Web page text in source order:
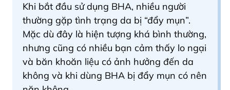
Khi bắt đầu sử dụng BHA, nhiều người
thường gặp tình trạng da bị “đẩy mụn”.
Mặc dù đây là hiện tượng khá bình thường,
nhưng cũng có nhiều bạn cảm thấy lo ngại
và băn khoăn liệu có ảnh hưởng đến da
không và khi dùng BHA bị đẩy mụn có nên